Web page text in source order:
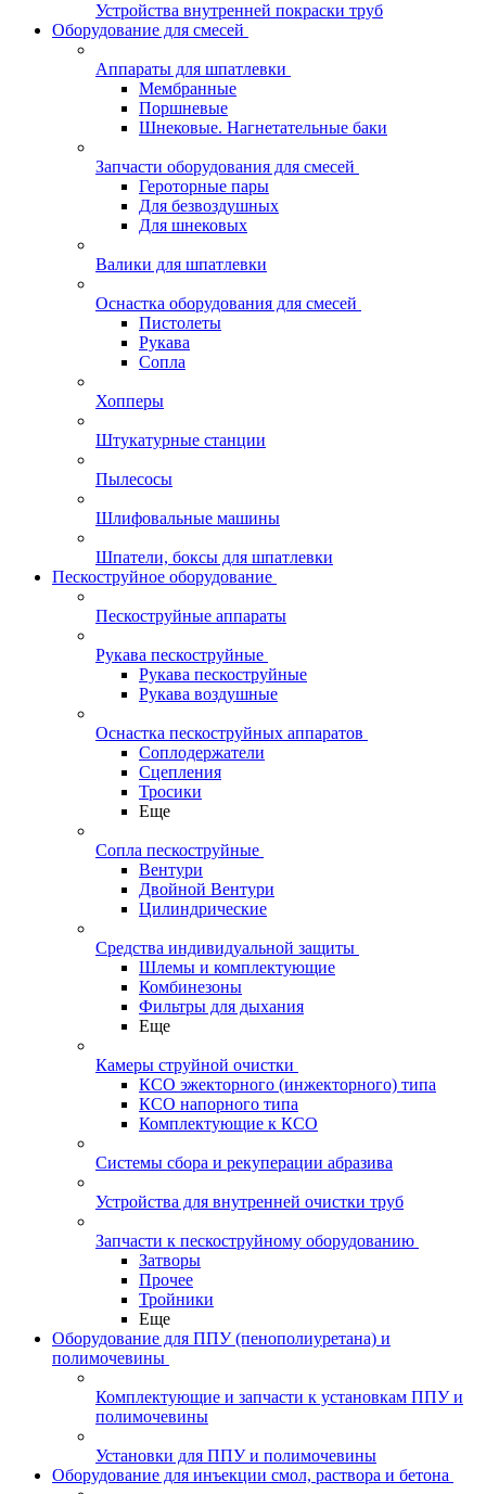
Устройства внутренней покраски труб
Оборудование для смесей
Аппараты для шпатлевки
Мембранные
Поршневые
Шнековые. Нагнетательные баки
Запчасти оборудования для смесей
Героторные пары
Для безвоздушных
Для шнековых
Валики для шпатлевки
Оснастка оборудования для смесей
Пистолеты
Рукава
Сопла
Хопперы
Штукатурные станции
Пылесосы
Шлифовальные машины
Шпатели, боксы для шпатлевки
Пескоструйное оборудование
Пескоструйные аппараты
Рукава пескоструйные
Рукава пескоструйные
Рукава воздушные
Оснастка пескоструйных аппаратов
Соплодержатели
Сцепления
Тросики
Еще
Сопла пескоструйные
Вентури
Двойной Вентури
Цилиндрические
Средства индивидуальной защиты
Шлемы и комплектующие
Комбинезоны
Фильтры для дыхания
Еще
Камеры струйной очистки
КСО эжекторного (инжекторного) типа
КСО напорного типа
Комплектующие к КСО
Системы сбора и рекуперации абразива
Устройства для внутренней очистки труб
Запчасти к пескоструйному оборудованию
Затворы
Прочее
Тройники
Еще
Оборудование для ППУ (пенополиуретана) и
полимочевины
Комплектующие и запчасти к установкам ППУ и
полимочевины
Установки для ППУ и полимочевины
Оборудование для инъекции смол, раствора и бетона